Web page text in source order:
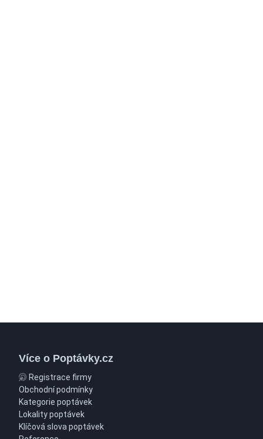
Více o Poptávky.cz
Registrace firmy
Obchodní podmínky
Kategorie poptávek
Lokality poptávek
Klíčová slova poptávek